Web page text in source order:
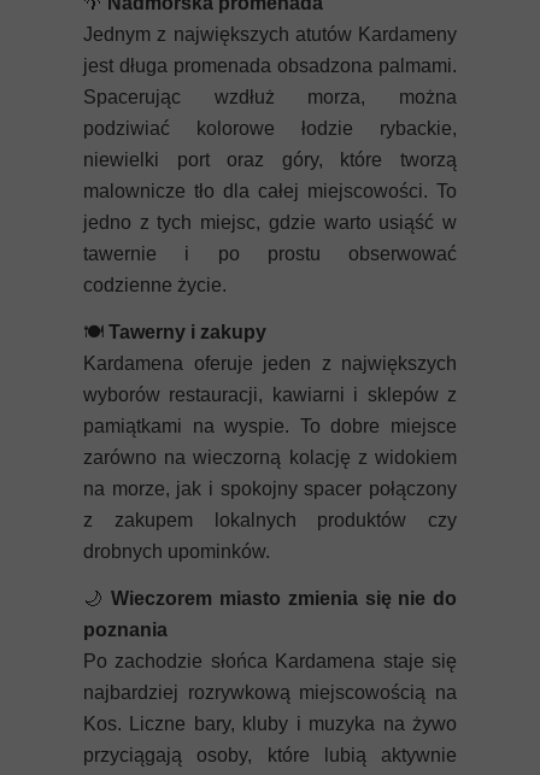
Jednym z największych atutów Kardameny
jest długa promenada obsadzona palmami.
Spacerując wzdłuż morza, można
podziwiać kolorowe łodzie rybackie,
niewielki port oraz góry, które tworzą
malownicze tło dla całej miejscowości. To
jedno z tych miejsc, gdzie warto usiąść w
tawernie i po prostu obserwować
codzienne życie.
🍽️ Tawerny i zakupy
Kardamena oferuje jeden z największych
wyborów restauracji, kawiarni i sklepów z
pamiątkami na wyspie. To dobre miejsce
zarówno na wieczorną kolację z widokiem
na morze, jak i spokojny spacer połączony
z zakupem lokalnych produktów czy
drobnych upominków.
🌙 Wieczorem miasto zmienia się nie do
poznania
Po zachodzie słońca Kardamena staje się
najbardziej rozrywkową miejscowością na
Kos. Liczne bary, kluby i muzyka na żywo
przyciągają osoby, które lubią aktywnie